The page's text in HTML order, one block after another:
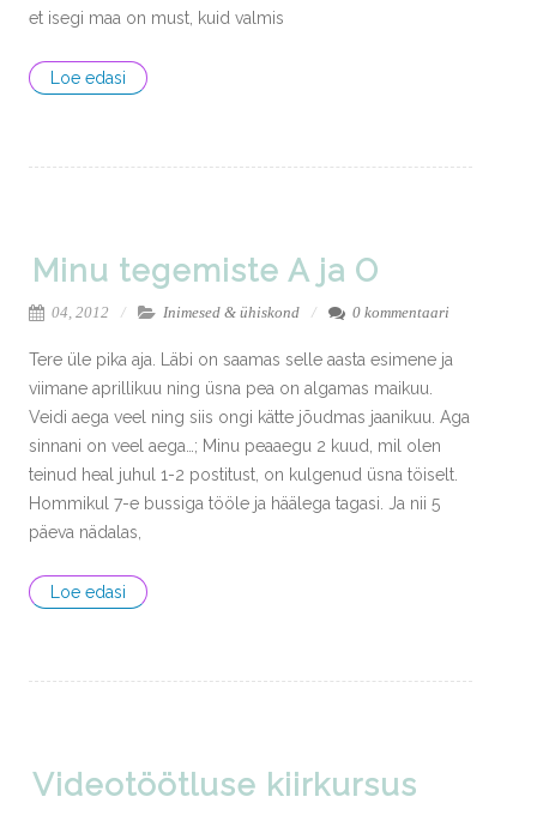
et isegi maa on must, kuid valmis
Loe edasi
Minu tegemiste A ja O
04, 2012 Inimesed & ühiskond 0 kommentaari
Tere üle pika aja. Läbi on saamas selle aasta esimene ja
viimane aprillikuu ning üsna pea on algamas maikuu.
Veidi aega veel ning siis ongi kätte jõudmas jaanikuu. Aga
sinnani on veel aega…; Minu peaaegu 2 kuud, mil olen
teinud heal juhul 1-2 postitust, on kulgenud üsna töiselt.
Hommikul 7-e bussiga tööle ja häälega tagasi. Ja nii 5
päeva nädalas,
Loe edasi
Videotöötluse kiirkursus